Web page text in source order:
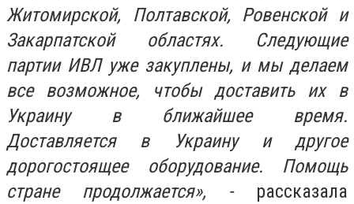
Житомирской, Полтавской, Ровенской и
Закарпатской областях. Следующие
партии ИВЛ уже закуплены, и мы делаем
все возможное, чтобы доставить их в
Украину в ближайшее время.
Доставляется в Украину и другое
дорогостоящее оборудование. Помощь
стране продолжается», -рассказала